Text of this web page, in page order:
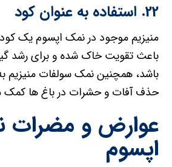
22. استفاده به عنوان کود
منیزیم موجود در نمک اپسوم یک
باعث تقویت خاک شده و برای رشد
باشد، همچنین نمک سولفات منیزیم
حذف آفات و حشرات در باغ ها کمک
عوارض و مضرات
اپسوم